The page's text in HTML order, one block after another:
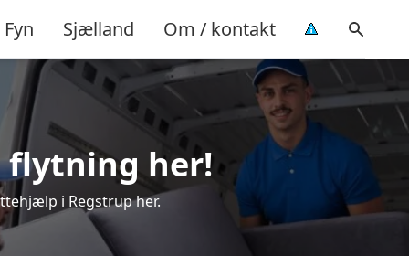
Fyn Sjælland Om / kontakt
flytning her!
i Regstrup her.